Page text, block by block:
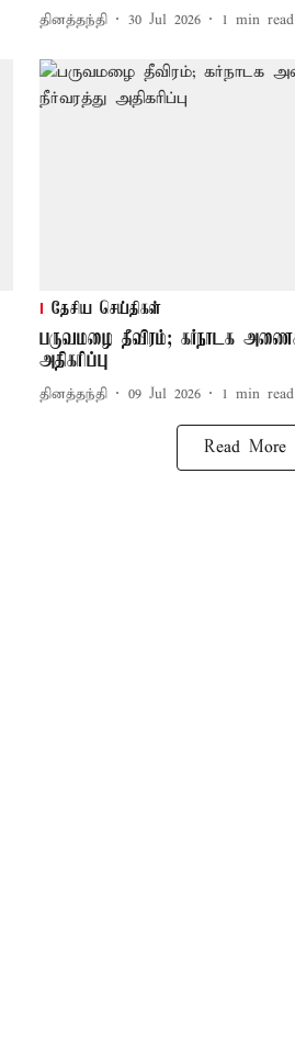
தினத்தந்தி 30 Jul 2026 1 min read
தேசிய செய்திகள்
பருவமழை தீவிரம்; கர்நாடக
அதிகரிப்பு
தினத்தந்தி 09 Jul 2026 1 min read
Read More